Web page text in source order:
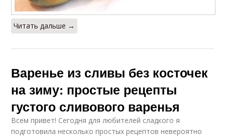
Читать дальше →
Варенье из сливы без косточек
на зиму: простые рецепты
густого сливового варенья
Всем привет! Сегодня для любителей сладкого я
подготовила несколько простых рецептов невероятно